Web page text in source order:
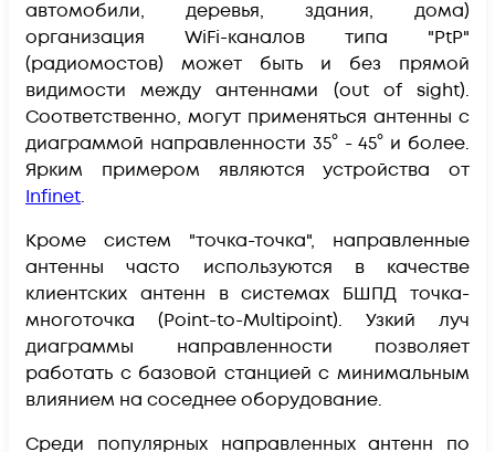
автомобили, деревья, здания, дома)
организация WiFi-каналов типа "PtP"
(радиомостов) может быть и без прямой
видимости между антеннами (out of sight).
Соответственно, могут применяться антенны с
диаграммой направленности 35° - 45° и более.
Ярким примером являются устройства от
Infinet.
Кроме систем "точка-точка", направленные
антенны часто используются в качестве
клиентских антенн
в системах БШПД точка-
многоточка (Point-to-Multipoint). Узкий луч
диаграммы направленности позволяет
работать с базовой станцией с минимальным
влиянием на соседнее оборудование.
Среди популярных направленных антенн по